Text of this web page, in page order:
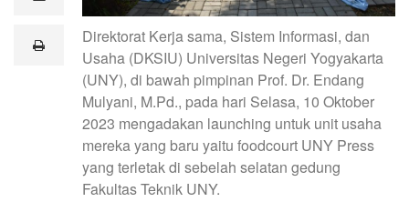
lprint
Direktorat Kerja sama, Sistem Informasi, dan
Usaha (DKSIU) Universitas Negeri Yogyakarta
(UNY), di bawah pimpinan Prof. Dr. Endang
Mulyani, M.Pd., pada hari Selasa, 10 Oktober
2023 mengadakan launching untuk unit usaha
mereka yang baru yaitu foodcourt UNY Press
yang terletak di sebelah selatan gedung
Fakultas Teknik UNY.